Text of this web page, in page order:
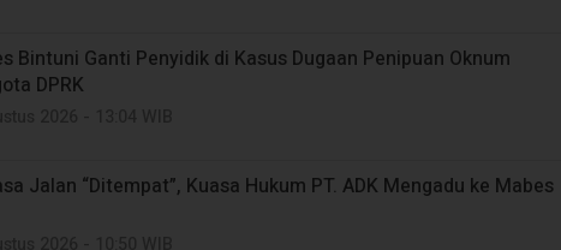
Bintuni Ganti Penyidik di Kasus Dugaan Penipuan Oknum
DPRK
Jalan “Ditempat”, Kuasa Hukum PT. ADK Mengadu ke Mabes